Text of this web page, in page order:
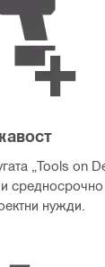
„Tools on
нужди.